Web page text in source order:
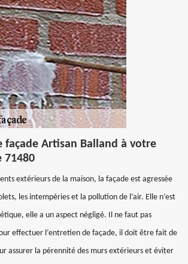
façade Artisan Balland à votre
71480
extérieurs de la maison, la façade est agressée
les intempéries et la pollution de l’air. Elle n’est
elle a un aspect négligé. Il ne faut pas
effectuer l’entretien de façade, il doit être fait de
assurer la pérennité des murs extérieurs et éviter